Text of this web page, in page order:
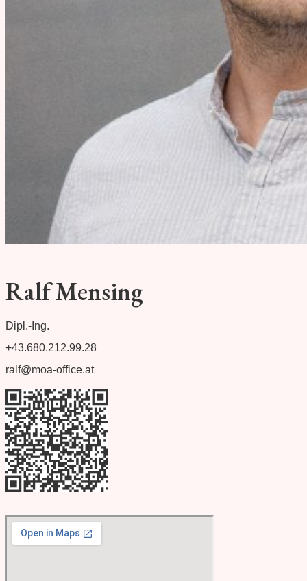
Ralf Mensing
Dipl.-Ing.
+43.680.212.99.28
ralf@moa-office.at